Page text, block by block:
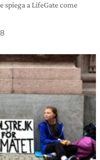
a LifeGate come